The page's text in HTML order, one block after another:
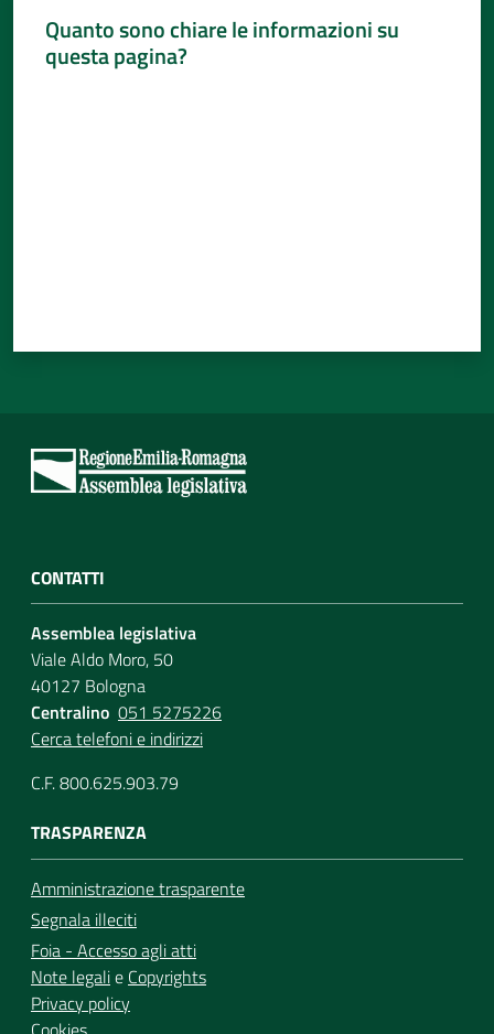
Percorsi
Quanto sono chiare le informazioni su
questa pagina?
CONTATTI
Assemblea legislativa
Viale Aldo Moro, 50
40127 Bologna
Centralino 051 5275226
Cerca telefoni e indirizzi
C.F. 800.625.903.79
TRASPARENZA
Amministrazione trasparente
Segnala illeciti
Foia - Accesso agli atti
Note legalie Copyrights
Privacy policy